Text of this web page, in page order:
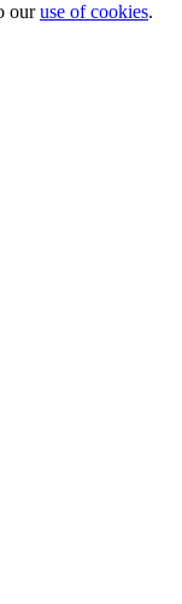
ouruse of cookies.